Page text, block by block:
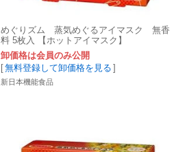
めぐりズム 蒸気めぐるアイマスク 無香
料 5枚入 【ホットアイマスク】
卸価格は会員のみ公開
[無料登録して卸価格を見る ]
新日本機能食品